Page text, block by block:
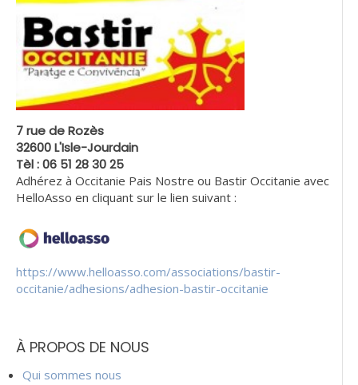
7 rue de Rozès
32600 L'Isle-Jourdain
Tèl : 06 51 28 30 25
Adhérez à Occitanie Pais Nostre ou Bastir Occitanie avec
HelloAsso en cliquant sur le lien suivant :
https://www.helloasso.com/associations/bastir-
occitanie/adhesions/adhesion-bastir-occitanie
À PROPOS DE NOUS
Qui sommes nous